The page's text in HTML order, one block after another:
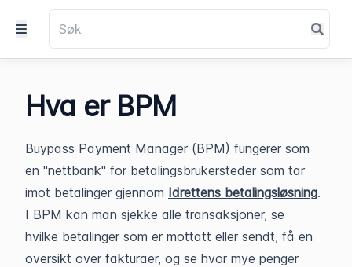
Hva er BPM
Buypass Payment Manager (BPM) fungerer som
en "nettbank" for betalingsbrukersteder som tar
imot betalinger gjennom Idrettens betalingsløsning.
I BPM kan man sjekke alle transaksjoner, se
hvilke betalinger som er mottatt eller sendt, få en
oversikt over fakturaer, og se hvor mye penger